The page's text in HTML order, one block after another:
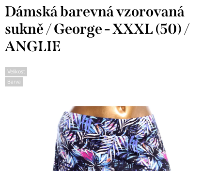
Dámská barevná vzorovaná
sukně / George - XXXL (50) /
ANGLIE
Velikost
Barva